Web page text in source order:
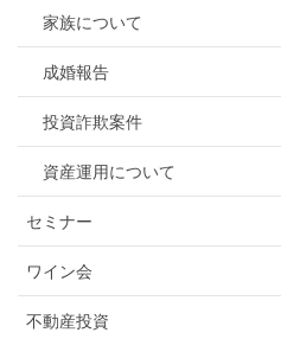
家族について
成婚報告
投資詐欺案件
資産運用について
セミナー
ワイン会
不動産投資